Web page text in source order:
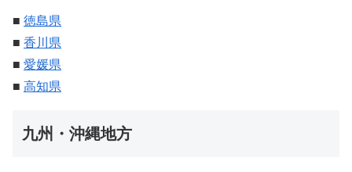
■ 徳島県
■ 香川県
■ 愛媛県
■ 高知県
九州・沖縄地方